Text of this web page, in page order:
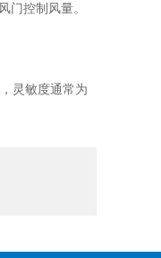
控制风量。
灵敏度通常为